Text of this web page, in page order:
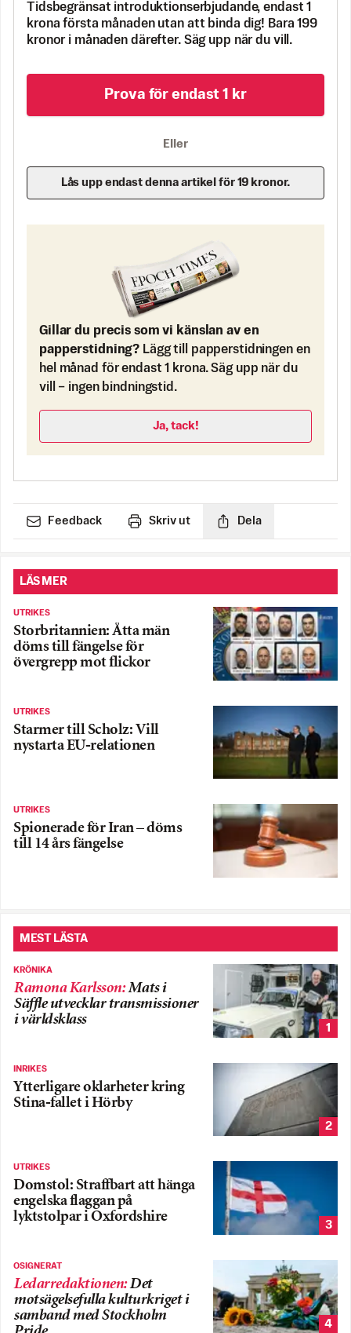
Tidsbegränsat introduktionserbjudande, endast 1
krona första månaden utan att binda dig! Bara 199
kronor i månaden därefter. Säg upp när du vill.
Prova för endast 1 kr
Eller
Lås upp endast denna artikel för 19 kronor.
Gillar du precis som vi känslan av en
papperstidning? Lägg till papperstidningen en
hel månad för endast 1 krona. Säg upp när du
vill – ingen bindningstid.
Ja, tack!
Feedback Skriv ut Dela
LÄS MER
UTRIKES
Storbritannien: Åtta män
döms till fängelse för
övergrepp mot flickor
UTRIKES
Starmer till Scholz: Vill
nystarta EU-relationen
UTRIKES
Spionerade för Iran – döms
till 14 års fängelse
MEST LÄSTA
KRÖNIKA
Ramona Karlsson:Mats i
Säffle utvecklar transmissioner
i världsklass
1
INRIKES
Ytterligare oklarheter kring
Stina-fallet i Hörby
2
UTRIKES
Domstol: Straffbart att hänga
engelska flaggan på
lyktstolpar i Oxfordshire
3
OSIGNERAT
Ledarredaktionen:Det
motsägelsefulla kulturkriget i
samband med Stockholm
4